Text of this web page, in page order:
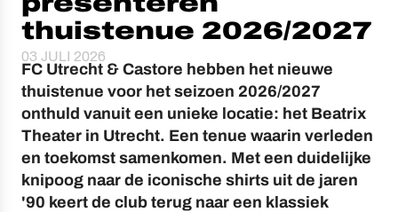
thuistenue 2026/2027
03 JULI 2026
FC Utrecht & Castore hebben het nieuwe
thuistenue voor het seizoen 2026/2027
onthuld vanuit een unieke locatie: het Beatrix
Theater in Utrecht. Een tenue waarin verleden
en toekomst samenkomen. Met een duidelijke
knipoog naar de iconische shirts uit de jaren
'90 keert de club terug naar een klassiek